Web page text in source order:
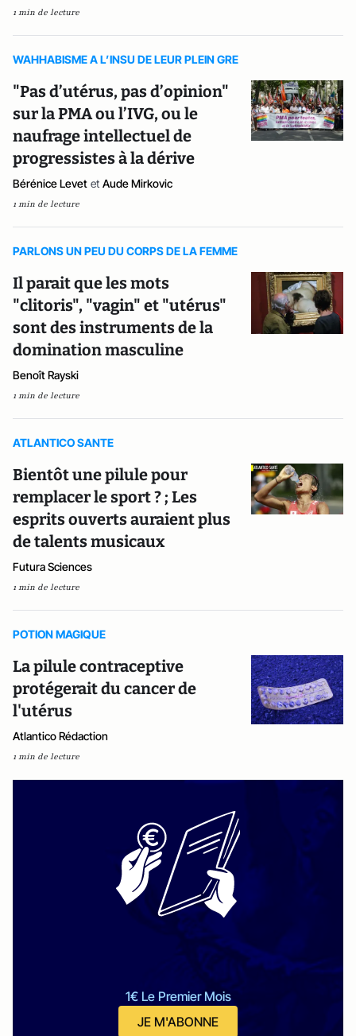
1 min de lecture
WAHHABISME A L’INSU DE LEUR PLEIN GRE
"Pas d’utérus, pas d’opinion"
sur la PMA ou l’IVG, ou le
naufrage intellectuel de
progressistes à la dérive
Bérénice Levet et Aude Mirkovic
1 min de lecture
PARLONS UN PEU DU CORPS DE LA FEMME
Il parait que les mots
"clitoris", "vagin" et "utérus"
sont des instruments de la
domination masculine
Benoît Rayski
1 min de lecture
ATLANTICO SANTE
Bientôt une pilule pour
remplacer le sport ? ; Les
esprits ouverts auraient plus
de talents musicaux
Futura Sciences
1 min de lecture
POTION MAGIQUE
La pilule contraceptive
protégerait du cancer de
l'utérus
Atlantico Rédaction
1 min de lecture
1€ Le Premier Mois
JE M'ABONNE